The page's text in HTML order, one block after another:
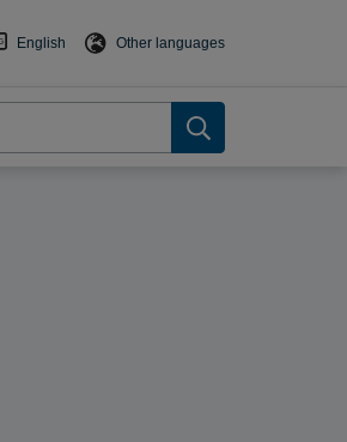
English Other languages